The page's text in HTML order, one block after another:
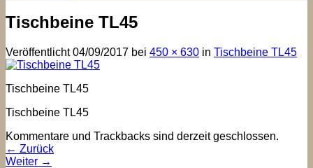
Tischbeine TL45
Veröffentlicht04/09/2017 bei 450 × 630 in Tischbeine TL45
Tischbeine TL45
Tischbeine TL45
Kommentare und Trackbacks sind derzeit geschlossen.
← Zurück
Weiter →